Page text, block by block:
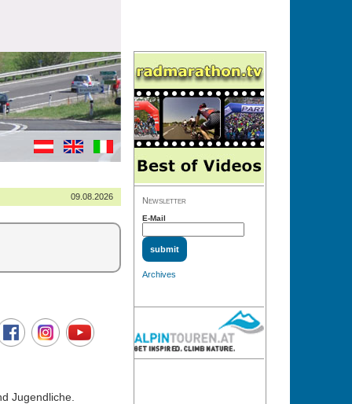
09.08.2026
Jugendliche.
Newsletter
E-Mail
Archives